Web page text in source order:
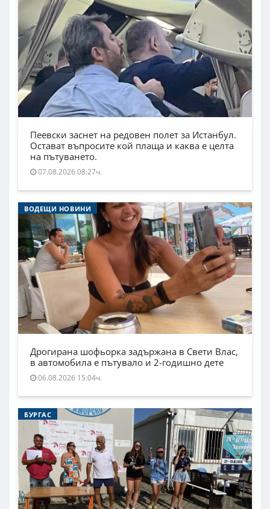
Пеевски заснет на редовен полет за Истанбул.
Остават въпросите кой плаща и каква е целта
на пътуването.
07.08.2026 08:27ч.
ВОДЕЩИ НОВИНИ
Дрогирана шофьорка задържана в Свети Влас,
в автомобила е пътувало и 2-годишно дете
06.08.2026 15:04ч.
БУРГАС